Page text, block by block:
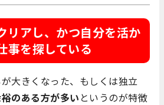
リアし、かつ自分を活か
事を探している
大きくなった、もしくは独立
のある方が多い というのが特徴